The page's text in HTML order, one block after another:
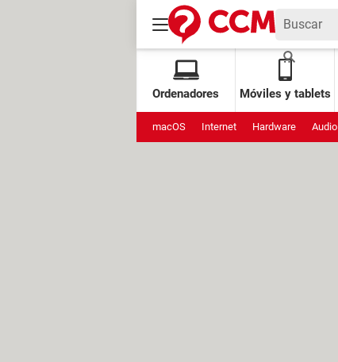
Ordenadores Móviles y tablets
macOS Internet Hardware Audio